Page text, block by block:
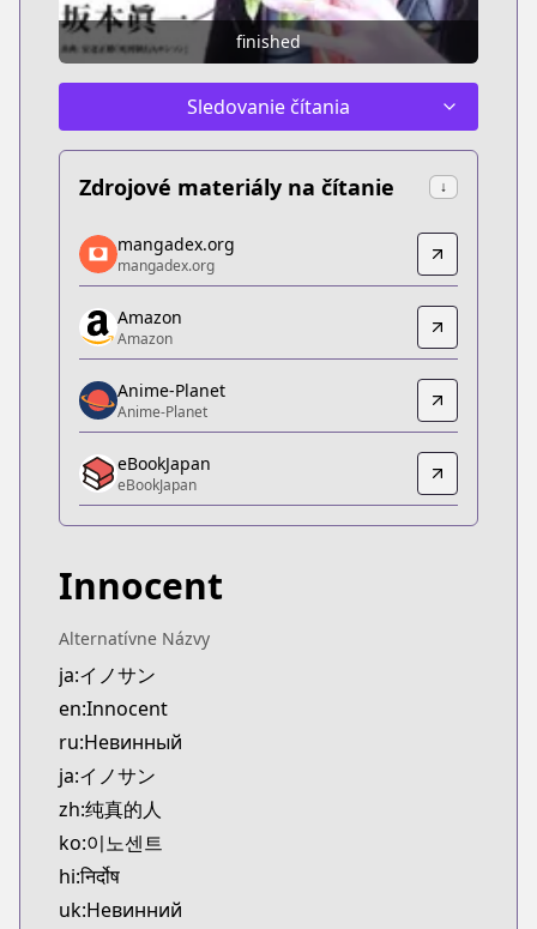
finished
Sledovanie čítania
Zdrojové materiály na čítanie ↓
mangadex.org
mangadex.org
https://mangadex.org/title/fa85b2aa-370c-41c5-
Amazon
Amazon
https://www.amazon.co.jp/dp/B075712LX3
Anime-Planet
Anime-Planet
https://www.anime-planet.com/manga/innocent
eBookJapan
eBookJapan
Official Raw
https://youngjump.jp/innocent/
Kitsu
Kitsu
CDJapan
CDJapan
https://www.anime-planet.com/manga/https://
MangaUpdates
MangaUpdates
https://www.mangaupdates.com/
mangadex.org
mangadex.org
Amazon
Amazon
Anime-Planet
Anime-Planet
eBookJapan
eBookJapan
Innocent
Alternatívne Názvy
ja:イノサン
en:Innocent
ru:Невинный
ja:イノサン
zh:纯真的人
ko:이노센트
hi:निर्दोष
uk:Невинний